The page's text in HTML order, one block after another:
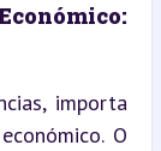
importa
O